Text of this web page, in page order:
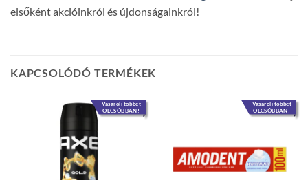
elsőként akcióinkról és újdonságainkról!
KAPCSOLÓDÓ TERMÉKEK
Vásárolj többet
OLCSÓBBAN!
Vásárolj többet
OLCSÓBBAN!